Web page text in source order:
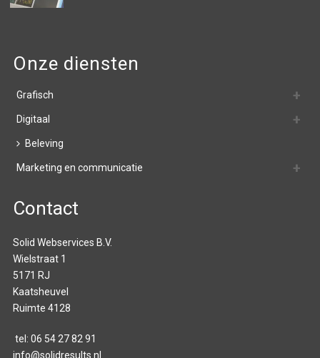
Onze diensten
Grafisch
Digitaal
Beleving
Marketing en communicatie
Contact
Solid Webservices B.V.
Wielstraat 1
5171 RJ
Kaatsheuvel
Ruimte 4128
tel: 06 54 27 82 91
info@solidresults.nl